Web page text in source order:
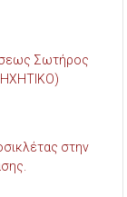
Σωτήρος
στην